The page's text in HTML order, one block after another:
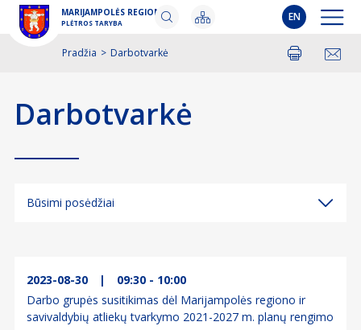
MARIJAMPOLĖS REGIONO
PLĖTROS TARYBA EN
Pradžia > Darbotvarkė SpausdintiPasidalinti
Darbotvarkė
Būsimi posėdžiai
2023-08-30
|
09:30 - 10:00
Darbo grupės susitikimas dėl Marijampolės regiono ir
savivaldybių atliekų tvarkymo 2021-2027 m. planų rengimo